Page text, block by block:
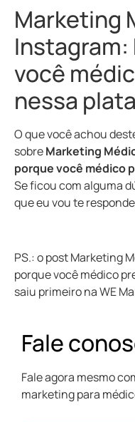
Marketing
você
nessa
O que você achou
sobreMarketing
porque você médico
Se ficou com alguma
que eu vou te
PS.: o postMarketing
porque você médico
saiu primeiro na WE
Fale
Fale agora mesmo
marketing para